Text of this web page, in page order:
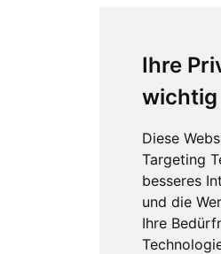
Ihre
wichtig
Diese
Targeting
besseres
und die
Ihre